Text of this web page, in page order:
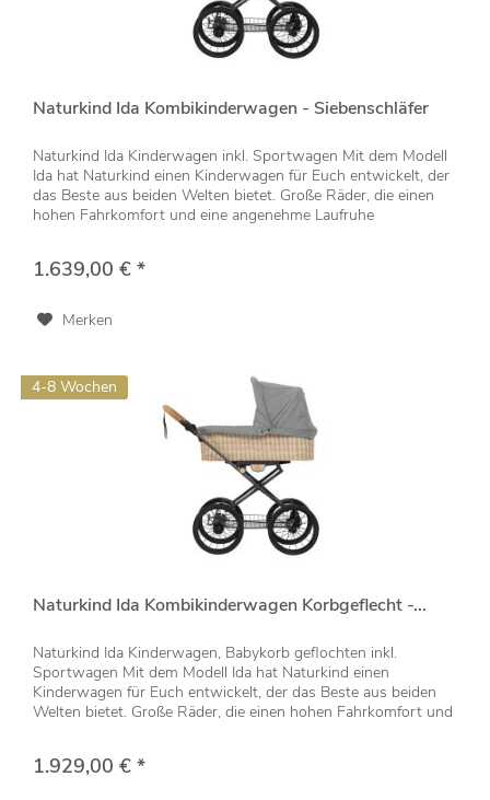
Naturkind Ida Kombikinderwagen - Siebenschläfer
Naturkind Ida Kinderwagen inkl. Sportwagen Mit dem Modell
Ida hat Naturkind einen Kinderwagen für Euch entwickelt, der
das Beste aus beiden Welten bietet. Große Räder, die einen
hohen Fahrkomfort und eine angenehme Laufruhe
1.639,00 € *
Merken
4-8 Wochen
Naturkind Ida Kombikinderwagen Korbgeflecht -...
Naturkind Ida Kinderwagen, Babykorb geflochten inkl.
Sportwagen Mit dem Modell Ida hat Naturkind einen
Kinderwagen für Euch entwickelt, der das Beste aus beiden
Welten bietet. Große Räder, die einen hohen Fahrkomfort und
1.929,00 € *